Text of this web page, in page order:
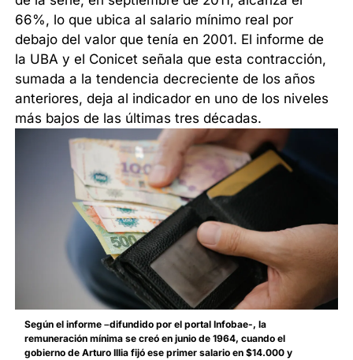
66%, lo que ubica al salario mínimo real por
debajo del valor que tenía en 2001. El informe de
la UBA y el Conicet señala que esta contracción,
sumada a la tendencia decreciente de los años
anteriores, deja al indicador en uno de los niveles
más bajos de las últimas tres décadas.
Según el informe –difundido por el portal Infobae-, la
remuneración mínima se creó en junio de 1964, cuando el
gobierno de Arturo Illia fijó ese primer salario en $14.000 y